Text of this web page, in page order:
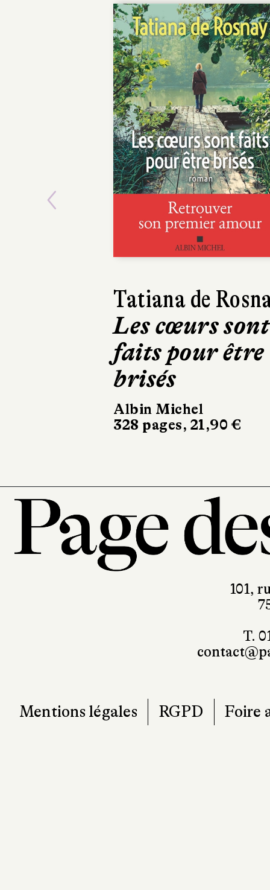
Richard
Braquage à
Belfast
Gallimard
Previous
T.